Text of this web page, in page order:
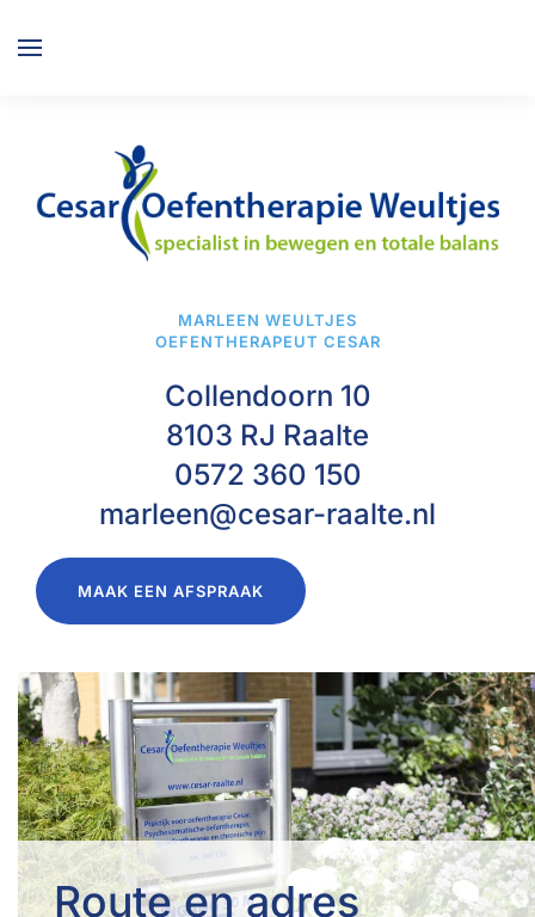
MARLEEN WEULTJES
OEFENTHERAPEUT CESAR
Collendoorn 10
8103 RJ Raalte
0572 360 150
marleen@cesar-raalte.nl
MAAK EEN AFSPRAAK
Route en adres